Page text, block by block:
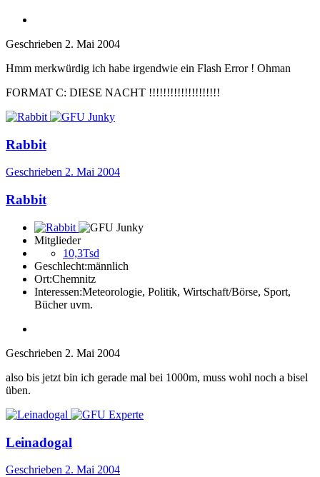
Geschrieben 2. Mai 2004
Hmm merkwürdig ich habe irgendwie ein Flash Error ! Ohman
FORMAT C: DIESE NACHT !!!!!!!!!!!!!!!!!!!!
Rabbit
Geschrieben 2. Mai 2004
Rabbit
Mitglieder
10,3Tsd
Geschlecht:männlich
Ort:Chemnitz
Interessen:Meteorologie, Politik, Wirtschaft/Börse, Sport,
Bücher uvm.
Geschrieben 2. Mai 2004
also bis jetzt bin ich gerade mal bei 1000m, muss wohl noch a bisel
üben.
Leinadogal
Geschrieben 2. Mai 2004